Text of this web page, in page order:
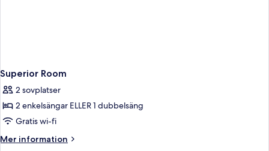
Superior Room
2 sovplatser
2 enkelsängar ELLER 1 dubbelsäng
Gratis wi-fi
Mer information
Mer